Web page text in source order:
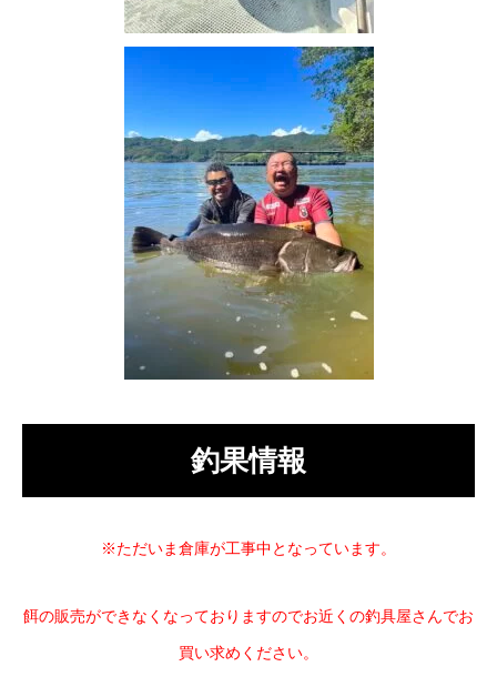
釣果情報
※ただいま倉庫が工事中となっています。
餌の販売ができなくなっておりますのでお近くの釣具屋さんでお
買い求めください。